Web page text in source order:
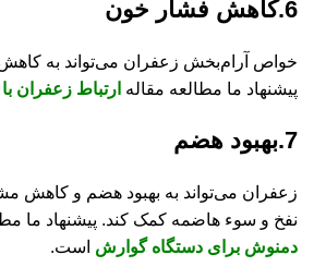
6.کاهش فشار خون
خواص آرام‌بخش زعفران می‌تواند به
پیشنهاد ما مطالعه مقاله ارتباط زعفران
7.بهبود هضم
زعفران می‌تواند به بهبود هضم و کاهش
نفخ و سوء هاضمه کمک کند. پیشنهاد ما
دمنوش برای دستگاه گوارش است.